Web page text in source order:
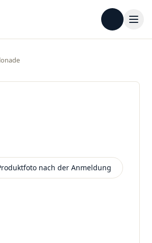
nach der Anmeldung